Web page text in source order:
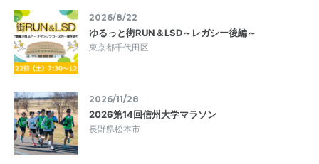
2026/8/22
ゆるっと街RUN＆LSD～レガシー後編～
東京都千代田区
2026/11/28
2026第14回信州大学マラソン
長野県松本市